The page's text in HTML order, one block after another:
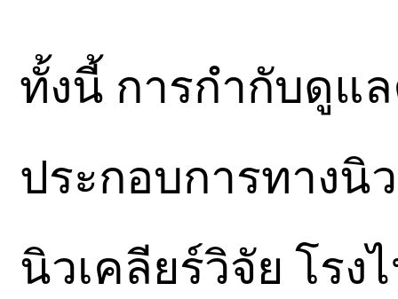
ทั้งนี้ การกำกับดูแ
ประกอบการทางนิ
นิวเคลียร์วิจัย โร